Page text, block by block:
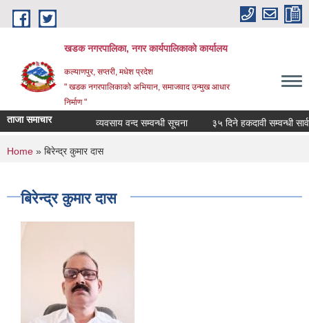
Skip to main content
खडक नगरपालिका, नगर कार्यपालिकाकाे कार्यालय
कल्याणपुर, सप्तरी, मधेश प्रदेश
" खडक नगरपालिकाको अभियान, समाजवाद उन्मुख आधार
निर्माण "
ताजा समाचार व्यवसाय वन्द सम्वन्धी सूचना ३५ दिने हकदावी सम्वन्धी
You are here
Home » बिरेन्द्र कुमार दास
बिरेन्द्र कुमार दास